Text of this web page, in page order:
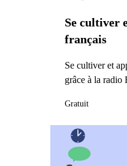
Se cultiver
français
Se cultiver et
grâce à la radio
Gratuit